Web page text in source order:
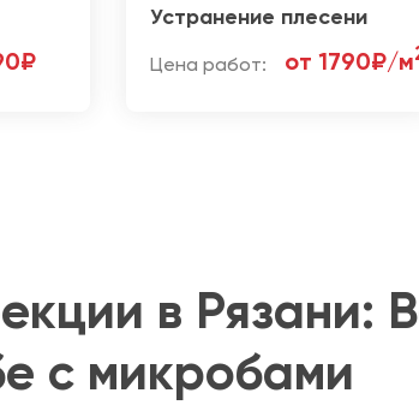
Устранение плесени
Цена работ: от 1790₽/м
в Рязани:
с микробами